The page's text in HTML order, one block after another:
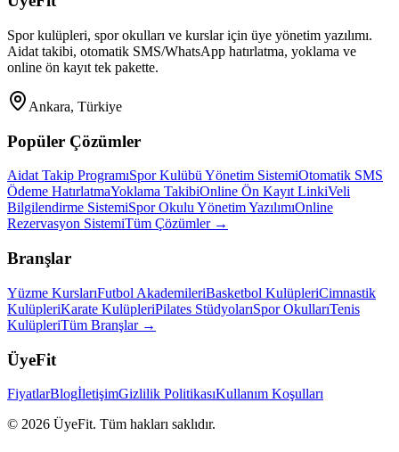
Spor kulüpleri, spor okulları ve kurslar için üye yönetim yazılımı.
Aidat takibi, otomatik SMS/WhatsApp hatırlatma, yoklama ve
online ön kayıt tek pakette.
Ankara, Türkiye
Popüler Çözümler
Aidat Takip ProgramıSpor Kulübü Yönetim SistemiOtomatik SMS
Ödeme HatırlatmaYoklama TakibiOnline Ön Kayıt LinkiVeli
Bilgilendirme SistemiSpor Okulu Yönetim YazılımıOnline
Rezervasyon SistemiTüm Çözümler →
Branşlar
Yüzme KurslarıFutbol AkademileriBasketbol KulüpleriCimnastik
KulüpleriKarate KulüpleriPilates StüdyolarıSpor OkullarıTenis
KulüpleriTüm Branşlar →
ÜyeFit
FiyatlarBlogİletişimGizlilik PolitikasıKullanım Koşulları
© 2026 ÜyeFit. Tüm hakları saklıdır.